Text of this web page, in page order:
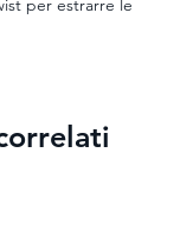
per estrarre le